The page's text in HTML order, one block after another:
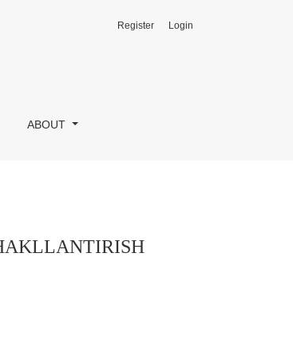
ABOUT
Register Login